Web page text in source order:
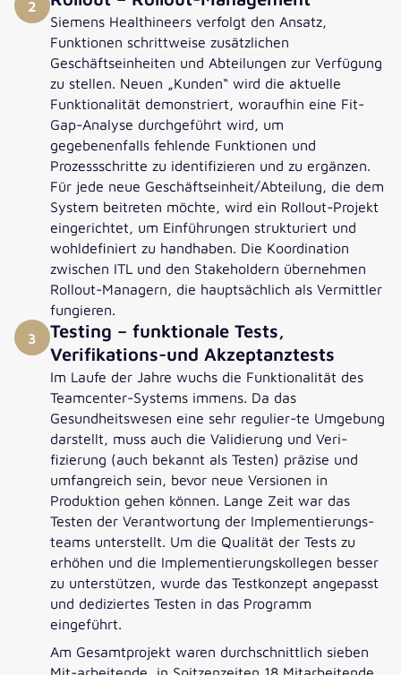
2
Siemens Healthineers verfolgt den Ansatz,
Funktionen schrittweise zusätzlichen
Geschäftseinheiten und Abteilungen zur Verfügung
zu stellen. Neuen „Kunden“ wird die aktuelle
Funktionalität demonstriert, woraufhin eine Fit-
Gap-Analyse durchgeführt wird, um
gegebenenfalls fehlende Funktionen und
Prozessschritte zu identifizieren und zu ergänzen.
Für jede neue Geschäftseinheit/Abteilung, die dem
System beitreten möchte, wird ein Rollout-Projekt
eingerichtet, um Einführungen strukturiert und
wohldefiniert zu handhaben. Die Koordination
zwischen ITL und den Stakeholdern übernehmen
Rollout-Managern, die hauptsächlich als Vermittler
fungieren.
3
Testing – funktionale Tests,
Verifikations-und Akzeptanztests
Im Laufe der Jahre wuchs die Funktionalität des
Teamcenter-Systems immens. Da das
Gesundheitswesen eine sehr regulier-te Umgebung
darstellt, muss auch die Validierung und Veri-
fizierung (auch bekannt als Testen) präzise und
umfangreich sein, bevor neue Versionen in
Produktion gehen können. Lange Zeit war das
Testen der Verantwortung der Implementierungs-
teams unterstellt. Um die Qualität der Tests zu
erhöhen und die Implementierungskollegen besser
zu unterstützen, wurde das Testkonzept angepasst
und dediziertes Testen in das Programm
eingeführt.
Am Gesamtprojekt waren durchschnittlich sieben